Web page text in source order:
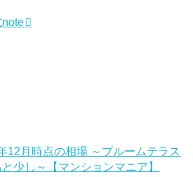
12月時点の相場 ～ブルームテラス
少し～【マンションマニア】